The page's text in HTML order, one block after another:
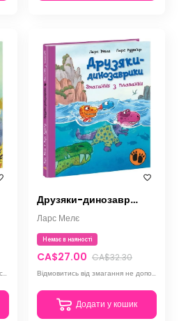
З самого ранку Расмус чекає на свого друга Тіммі, який постійно навідується, щоб розбудити Расмуса.
Друзяки-динозаврики. Змагання з плавання
Ларс Мелє
Немає в наяності
CA$27.00 CA$32.30
Відмовитись від змагання не допомогають і чутки, що з'явилося велетенське морське чудовисько.
Додати у кошик